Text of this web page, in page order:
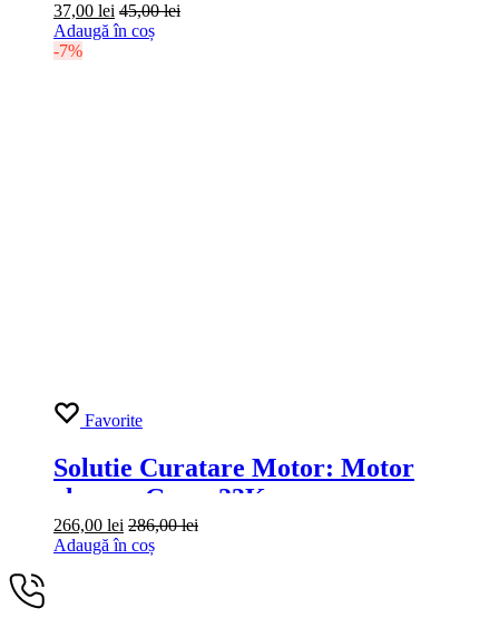
37,00 lei 45,00lei
Adaugă în coș
-7%
Favorite
Solutie Curatare Motor: Motor
cleaner Grass 23Kg
266,00 lei 286,00lei
Adaugă în coș